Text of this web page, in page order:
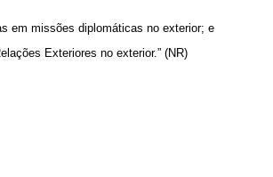
em missões diplomáticas no exterior; e
Exteriores no exterior.” (NR)